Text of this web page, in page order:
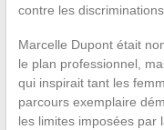
contre les
Marcelle Dupont était
le plan professionnel,
qui inspirait tant les
parcours exemplaire
les limites imposées par